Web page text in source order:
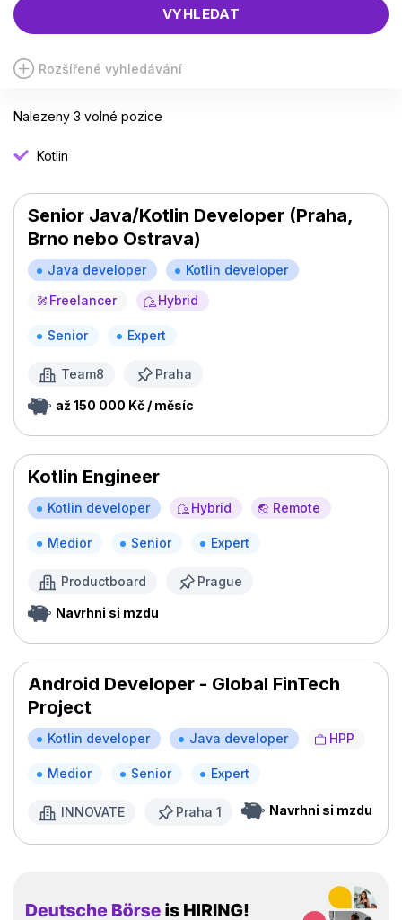
VYHLEDAT
Rozšířené vyhledávání
Nalezeny 3 volné pozice
Kotlin
Senior Java/Kotlin Developer (Praha,
Brno nebo Ostrava)
Java developer
Kotlin developer
Freelancer
Hybrid
Senior Expert
Team8 Praha
až 150 000 Kč / měsíc
Kotlin Engineer
Kotlin developer Hybrid Remote
Medior Senior Expert
Productboard Prague
Navrhni si mzdu
Android Developer - Global FinTech
Project
Kotlin developer Java developer HPP
Medior Senior Expert
INNOVATE Praha 1 Navrhni si mzdu